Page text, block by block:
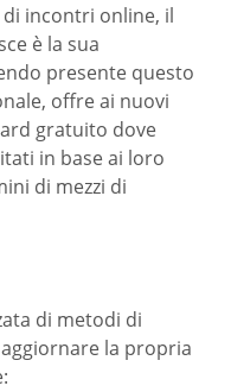
incontri online, il
è la sua
presente questo
offre ai nuovi
gratuito dove
in base ai loro
di mezzi di
di metodi di
la propria